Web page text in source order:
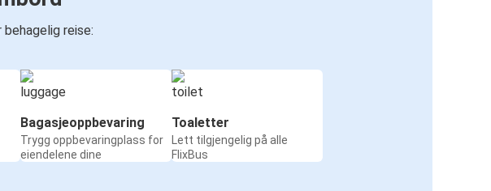
reise:
Bagasjeoppbevaring
Trygg oppbevaringplass for
eiendelene dine
Toaletter
Lett tilgjengelig på alle
FlixBus